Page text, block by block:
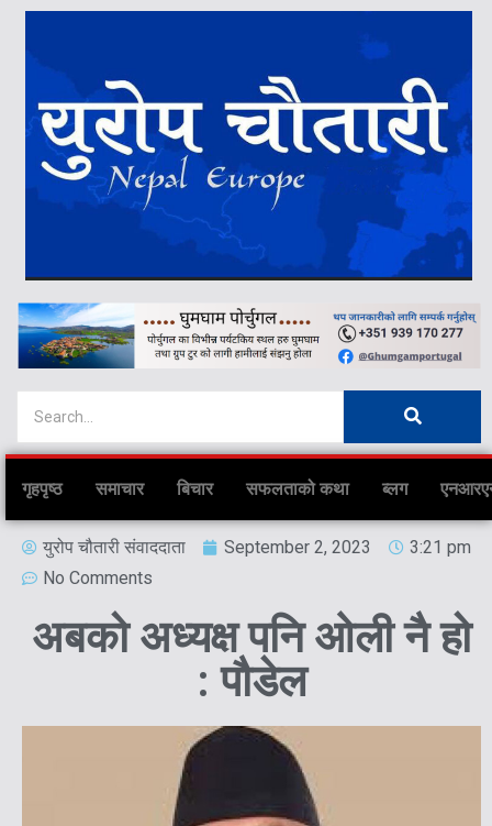
गृहपृष्ठ समाचार बिचार सफलताको कथा ब्लग
युरोप चौतारी संवाददाता September 2, 2023
3:21 pm
No Comments
अबको अध्यक्ष पनि ओली नै हो
: पौडेल